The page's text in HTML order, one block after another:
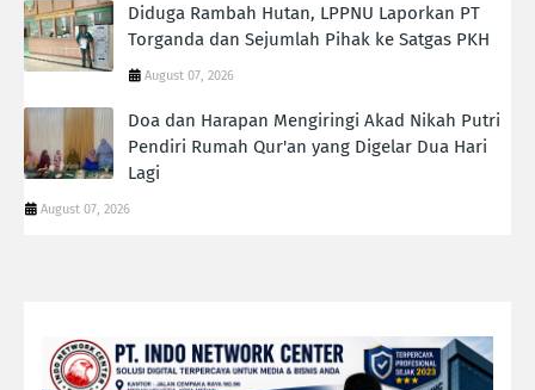
Diduga Rambah Hutan, LPPNU Laporkan PT
Torganda dan Sejumlah Pihak ke Satgas PKH
August 07, 2026
Doa dan Harapan Mengiringi Akad Nikah Putri
Pendiri Rumah Qur'an yang Digelar Dua Hari
Lagi
August 07, 2026